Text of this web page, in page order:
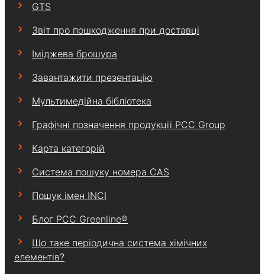
GTS
Звіт про пошкодження при доставці
Іміджева брошура
Завантажити презентацію
Мультимедійна бібліотека
Графічні позначення продукції PCC Group
Карта категорій
Система пошуку номера CAS
Пошук імен INCI
Блог PCC Greenline®
Що таке періодична система хімічних
елементів?